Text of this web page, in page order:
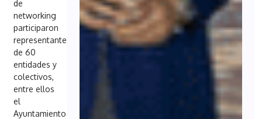
de
networking
participaron
representantes
de 60
entidades y
colectivos,
entre ellos
el
Ayuntamiento